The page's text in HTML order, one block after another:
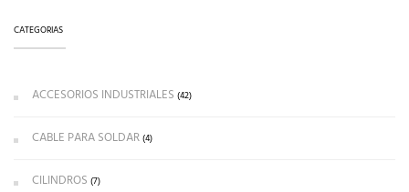
CATEGORIAS
ACCESORIOS INDUSTRIALES (42)
CABLE PARA SOLDAR(4)
CILINDROS (7)